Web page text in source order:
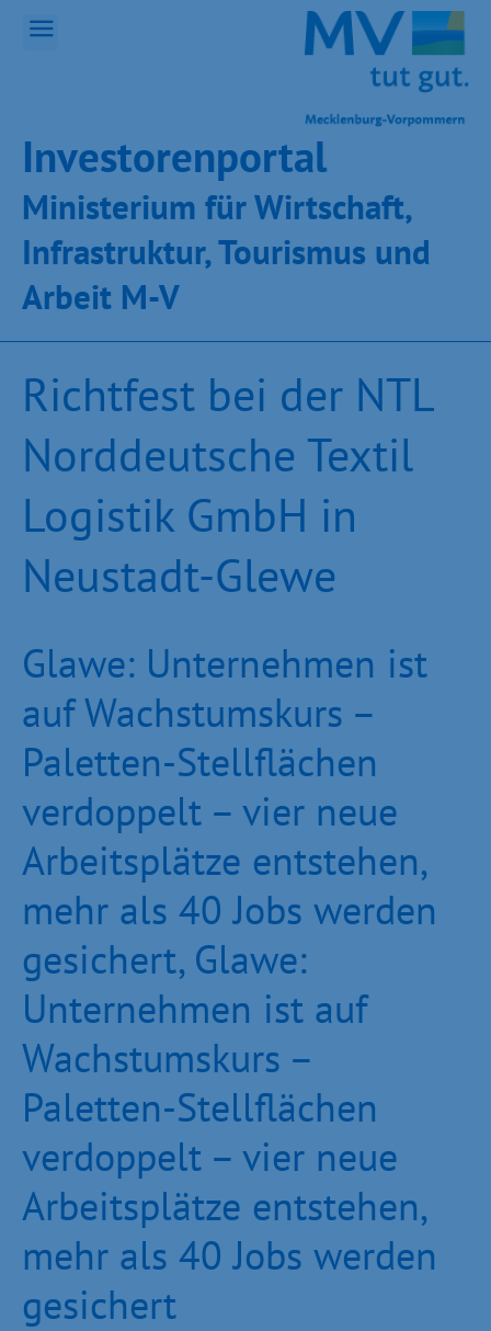
Inves­toren­por­tal
Ministeri­um für Wirt­schaft,
Infra­struk­tur, Tou­ris­mus und
Ar­beit M-V
Richtfest bei der NTL
Norddeutsche Textil
Logistik GmbH in
Neustadt-Glewe
Glawe: Unternehmen ist
auf Wachstumskurs –
Paletten-Stellflächen
verdoppelt – vier neue
Arbeitsplätze entstehen,
mehr als 40 Jobs werden
gesichert, Glawe:
Unternehmen ist auf
Wachstumskurs –
Paletten-Stellflächen
verdoppelt – vier neue
Arbeitsplätze entstehen,
mehr als 40 Jobs werden
gesichert